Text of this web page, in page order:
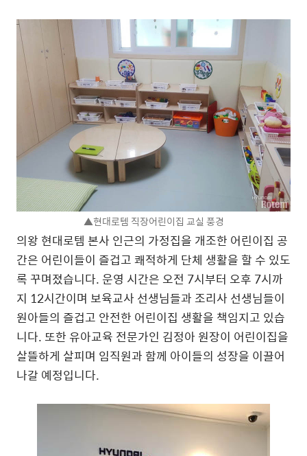
▲현대로템 직장어린이집 교실 풍경
의왕 현대로템 본사 인근의 가정집을 개조한 어린이집 공
간은 어린이들이 즐겁고 쾌적하게 단체 생활을 할 수 있도
록 꾸며졌습니다. 운영 시간은 오전 7시부터 오후 7시까
지 12시간이며 보육교사 선생님들과 조리사 선생님들이
원아들의 즐겁고 안전한 어린이집 생활을 책임지고 있습
니다. 또한 유아교육 전문가인 김정아 원장이 어린이집을
살뜰하게 살피며 임직원과 함께 아이들의 성장을 이끌어
나갈 예정입니다.